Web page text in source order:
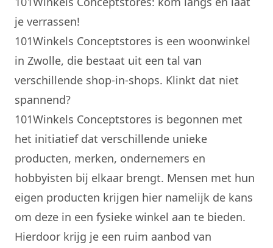
je verrassen!
101Winkels Conceptstores is een woonwinkel
in Zwolle, die bestaat uit een tal van
verschillende shop-in-shops. Klinkt dat niet
spannend?
101Winkels Conceptstores is begonnen met
het initiatief dat verschillende unieke
producten, merken, ondernemers en
hobbyisten bij elkaar brengt. Mensen met hun
eigen producten krijgen hier namelijk de kans
om deze in een fysieke winkel aan te bieden.
Hierdoor krijg je een ruim aanbod van